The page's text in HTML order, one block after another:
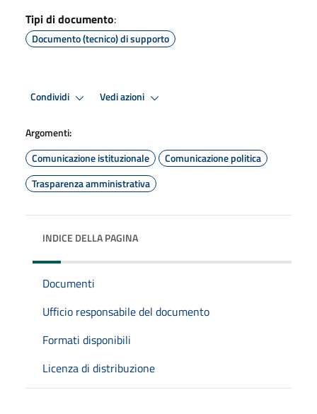
Tipi di documento:
Documento (tecnico) di supporto
Condividi Vedi azioni
Argomenti:
Comunicazione istituzionale
Comunicazione politica
Trasparenza amministrativa
INDICE DELLA PAGINA
Documenti
Ufficio responsabile del documento
Formati disponibili
Licenza di distribuzione